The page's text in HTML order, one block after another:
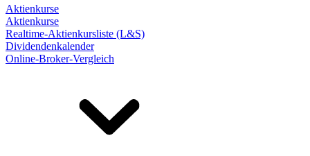
Aktienkurse
Aktienkurse
Realtime-Aktienkursliste (L&S)
Dividendenkalender
Online-Broker-Vergleich